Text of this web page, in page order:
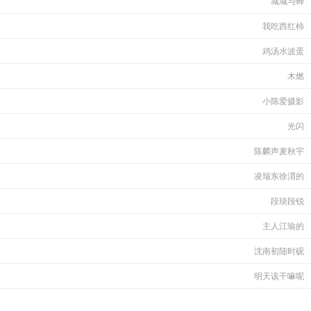
我吃西红柿
鸡汤水波蛋
木燃
小陈爱摄影
光闪
陈麟声麦秋宇
凌瑞东徐渭的
段琰段锐
主人江瑜的
沈南初陆时砚
明天该干嘛呢